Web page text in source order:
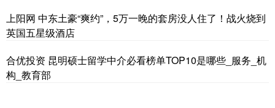
上阳网 中东土豪“爽约”，5万一晚的套房没人住了！战火烧到
英国五星级酒店
合优投资 昆明硕士留学中介必看榜单TOP10是哪些_服务_机
构_教育部